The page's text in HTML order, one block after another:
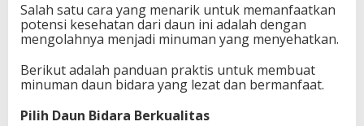
Salah satu cara yang menarik untuk memanfaatkan
potensi kesehatan dari daun ini adalah dengan
mengolahnya menjadi minuman yang menyehatkan.
Berikut adalah panduan praktis untuk membuat
minuman daun bidara yang lezat dan bermanfaat.
Pilih Daun Bidara Berkualitas